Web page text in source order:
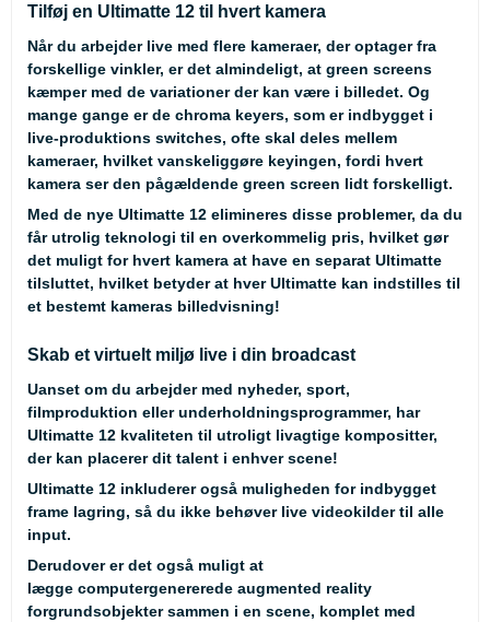
Tilføj en Ultimatte 12 til hvert kamera
Når du arbejder live med flere kameraer, der optager fra
forskellige vinkler, er det almindeligt, at green screens
kæmper med de variationer der kan være i billedet. Og
mange gange er de chroma keyers, som er indbygget i
live-produktions switches, ofte skal deles mellem
kameraer, hvilket vanskeliggøre keyingen, fordi hvert
kamera ser den pågældende green screen lidt forskelligt.
Med de nye Ultimatte 12 elimineres disse problemer, da du
får utrolig teknologi til en overkommelig pris, hvilket gør
det muligt for hvert kamera at have en separat Ultimatte
tilsluttet, hvilket betyder at hver Ultimatte kan indstilles til
et bestemt kameras billedvisning!
Skab et virtuelt miljø live i din broadcast
Uanset om du arbejder med nyheder, sport,
filmproduktion eller underholdningsprogrammer, har
Ultimatte 12 kvaliteten til utroligt livagtige kompositter,
der kan placerer dit talent i enhver scene!
Ultimatte 12 inkluderer også muligheden for indbygget
frame lagring, så du ikke behøver live videokilder til alle
input.
Derudover er det også muligt at
lægge computergenererede augmented reality
forgrundsobjekter sammen i en scene, komplet med